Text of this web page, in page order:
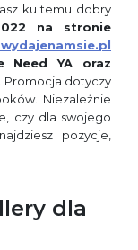
ku temu dobry
na stronie
Need YA oraz
Promocja dotyczy
Niezależnie
czy dla swojego
pozycje,
dla